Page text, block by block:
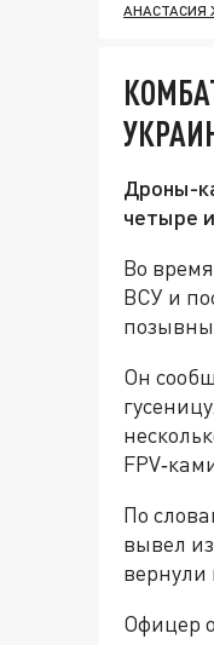
АНАСТАСИЯ
Дроны-
четыре
Во
ВСУ и
Он
По
вывел
вернули
Офицер